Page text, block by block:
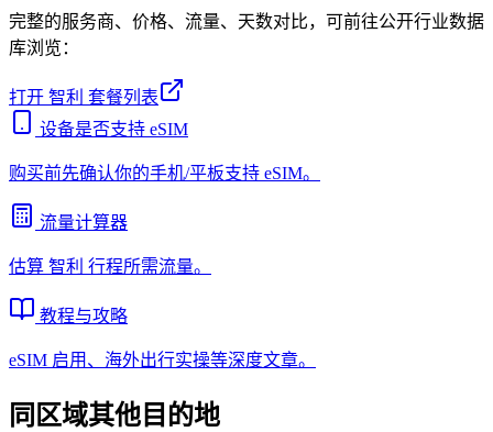
完整的服务商、价格、流量、天数对比，可前往公开行业数据
库浏览：
打开 智利 套餐列表
设备是否支持 eSIM
购买前先确认你的手机/平板支持 eSIM。
流量计算器
估算 智利 行程所需流量。
教程与攻略
eSIM 启用、海外出行实操等深度文章。
同区域其他目的地